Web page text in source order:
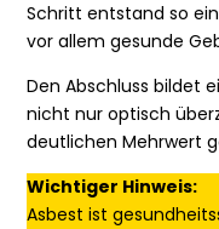
Schritt entstand so
vor allem gesunde
Den Abschluss bildet
nicht nur optisch
deutlichen Mehrwert
Wichtiger Hinweis:
Asbest ist